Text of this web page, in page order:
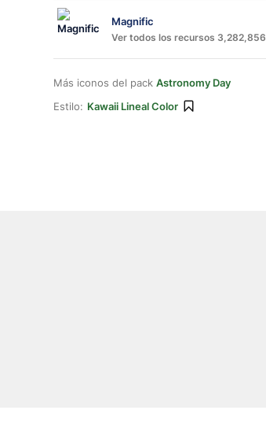
Magnific
Ver todos los recursos 3,282,856
Más iconos del pack Astronomy Day
Estilo: Kawaii Lineal Color